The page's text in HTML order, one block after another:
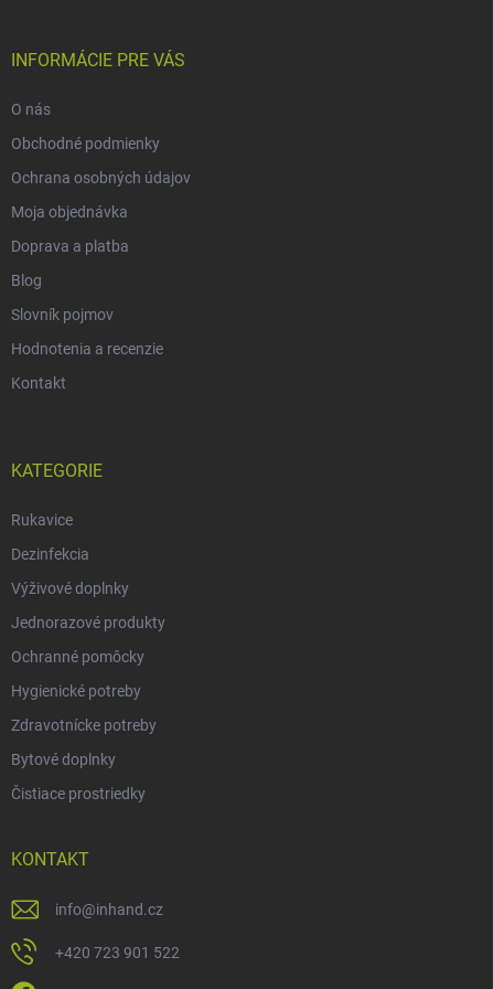
INFORMÁCIE PRE VÁS
O nás
Obchodné podmienky
Ochrana osobných údajov
Moja objednávka
Doprava a platba
Blog
Slovník pojmov
Hodnotenia a recenzie
Kontakt
KATEGORIE
Rukavice
Dezinfekcia
Výživové doplnky
Jednorazové produkty
Ochranné pomôcky
Hygienické potreby
Zdravotnícke potreby
Bytové doplnky
Čistiace prostriedky
KONTAKT
info@inhand.cz
+420 723 901 522